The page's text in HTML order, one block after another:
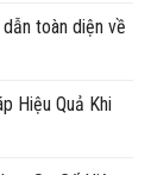
toàn diện về
Hiệu Quả Khi